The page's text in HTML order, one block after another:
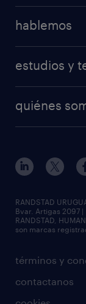
hablemos
estudios y
quiénes
términos y
contactanos
RANDSTAD
Bvar. Artigas 2097 |
RANDSTAD,
son marcas